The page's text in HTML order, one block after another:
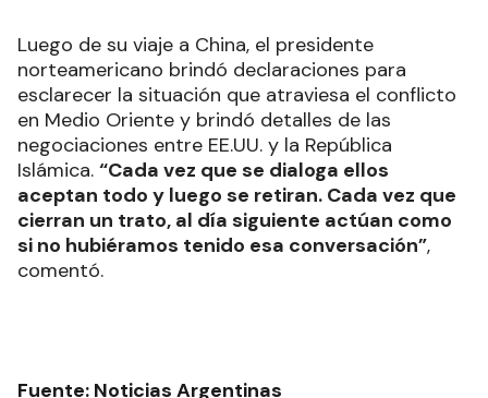
Luego de su viaje a China, el presidente
norteamericano brindó declaraciones para
esclarecer la situación que atraviesa el conflicto
en Medio Oriente y brindó detalles de las
negociaciones entre EE.UU. y la República
Islámica. “Cada vez que se dialoga ellos
aceptan todo y luego se retiran. Cada vez que
cierran un trato, al día siguiente actúan como
si no hubiéramos tenido esa conversación”,
comentó.
Fuente: Noticias Argentinas